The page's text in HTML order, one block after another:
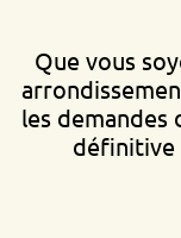
Que vous
les
définitive